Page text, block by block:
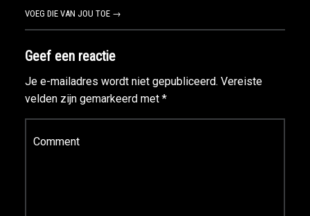
VOEG DIE VAN JOU TOE →
Geef een reactie
Je e-mailadres wordt niet gepubliceerd. Vereiste
velden zijn gemarkeerd met *
Reactie